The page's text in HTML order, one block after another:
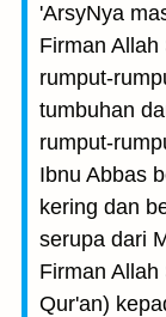
'ArsyNya
Firman
rumput-
tumbuhan
rumput-
Ibnu Abbas
kering dan
serupa dari
Firman
Qur'an)